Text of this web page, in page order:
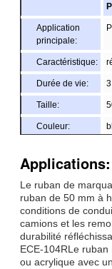
Application
principale:
Caractéristique:
Durée de vie:
Taille:
Couleur:
1
échantillon:
Livraison
Applications:
Le ruban de
ruban de 50 mm à
conditions de
camions et les
durabilité
ECE-104RLe
ou acrylique avec